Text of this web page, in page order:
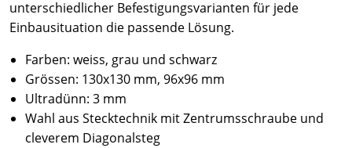
unterschiedlicher Befestigungsvarianten für jede
Einbausituation die passende Lösung.
Farben: weiss, grau und schwarz
Grössen: 130x130 mm, 96x96 mm
Ultradünn: 3 mm
Wahl aus Stecktechnik mit Zentrumsschraube und
cleverem Diagonalsteg